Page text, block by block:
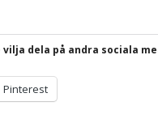
dela på andra sociala
Pinterest